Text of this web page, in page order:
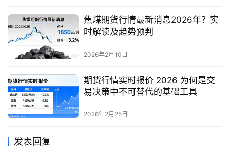
焦煤期货行情最新消息2026年？实
时解读及趋势预判
2026年2月10日
期货行情实时报价 2026 为何是交
易决策中不可替代的基础工具
2026年2月25日
发表回复